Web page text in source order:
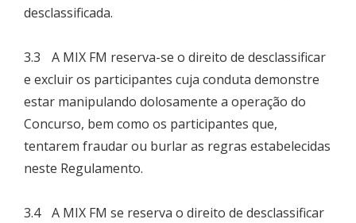
desclassificada.
3.3 A MIX FM reserva-se o direito de desclassificar
e excluir os participantes cuja conduta demonstre
estar manipulando dolosamente a operação do
Concurso, bem como os participantes que,
tentarem fraudar ou burlar as regras estabelecidas
neste Regulamento.
3.4 A MIX FM se reserva o direito de desclassificar